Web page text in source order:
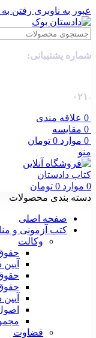
عبور به ناوبری رفتن
شماره پشتیبانی:
-۰۲۱
0 علاقه مندی
0 مقایسه
0 موارد 0 تومان
منو
0 موارد 0 تومان
دسته بندی محصولات
صفحه اصلی
کتب آزمونی و
وکالت
قضاوت